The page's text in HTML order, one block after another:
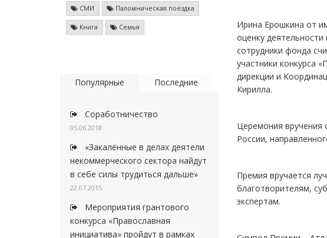
СМИ Паломническая поездка
Книга Семья
Популярные Последние
Соработничество
05.06.2018
«Закалённые в делах деятели
некоммерческого сектора найдут
в себе силы трудиться дальше»
22.07.2015
Мероприятия грантового
конкурса «Православная
инициатива» пройдут в рамках
Ирина Ерошкина от
оценку
сотрудники фонда
участники конкурса
дирекции и
Кирилла.
Церемония вручения
России,
Премия вручается
благотворителям,
экспертам.